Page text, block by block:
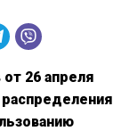
26 апреля